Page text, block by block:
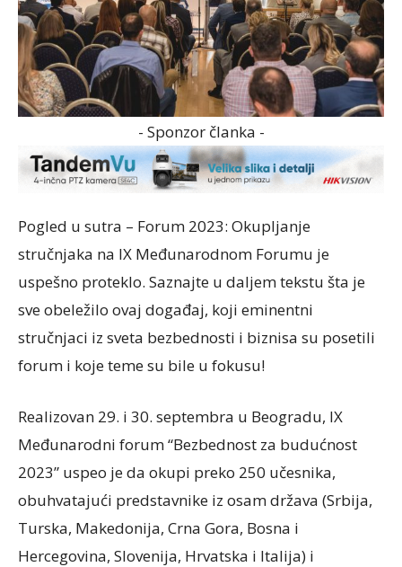
- Sponzor članka -
Pogled u sutra – Forum 2023: Okupljanje
stručnjaka na IX Međunarodnom Forumu je
uspešno proteklo. Saznajte u daljem tekstu šta je
sve obeležilo ovaj događaj, koji eminentni
stručnjaci iz sveta bezbednosti i biznisa su posetili
forum i koje teme su bile u fokusu!
Realizovan 29. i 30. septembra u Beogradu, IX
Međunarodni forum “Bezbednost za budućnost
2023” uspeo je da okupi preko 250 učesnika,
obuhvatajući predstavnike iz osam država (Srbija,
Turska, Makedonija, Crna Gora, Bosna i
Hercegovina, Slovenija, Hrvatska i Italija) i